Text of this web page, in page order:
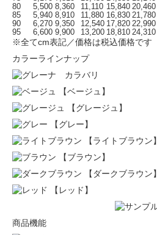
80
5,500 8,360 11,110 15,840 20,460
85
5,940 8,910 11,880 16,830 21,780
90
6,270 9,350 12,540 17,820 22,990
95
6,600 9,900 13,200 18,810 24,310
※全てcm表記／価格は税込価格です
カラーラインナップ
【ベージュ】
【グレージュ】
【グレー】
【ライトブラウン】
【ブラウン】
【ダークブラウン】
【レッド】
商品機能